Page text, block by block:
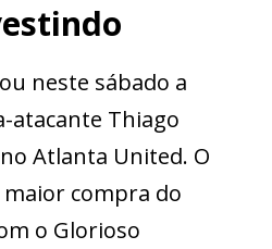
neste sábado a
atacante Thiago
Atlanta United. O
compra do
o Glorioso